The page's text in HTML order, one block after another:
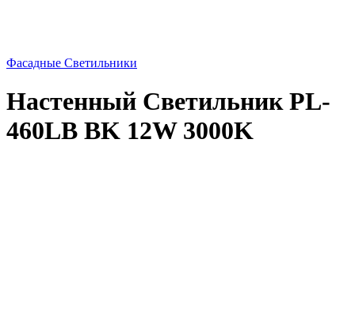
Фасадные Светильники
Настенный Светильник PL-
460LB BK 12W 3000K